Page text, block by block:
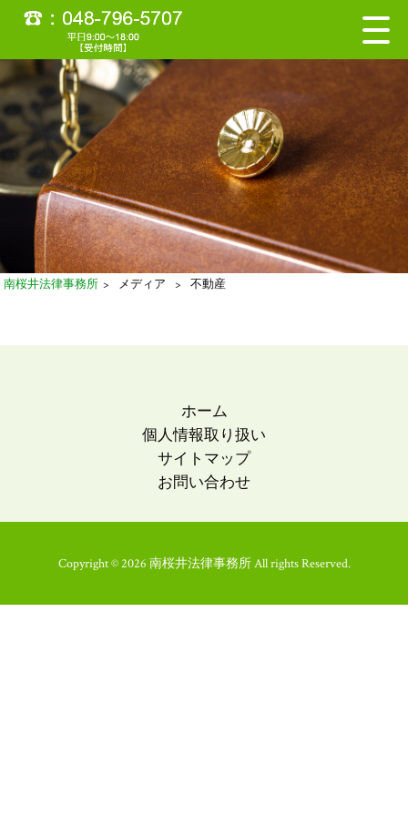
南桜井法律事務所 > メディア > 不動産
ホーム
個人情報取り扱い
サイトマップ
お問い合わせ
Copyright © 2026 南桜井法律事務所 All rights Reserved.